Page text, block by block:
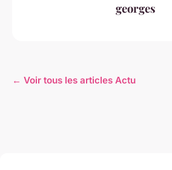
georges
← Voir tous les articles Actu